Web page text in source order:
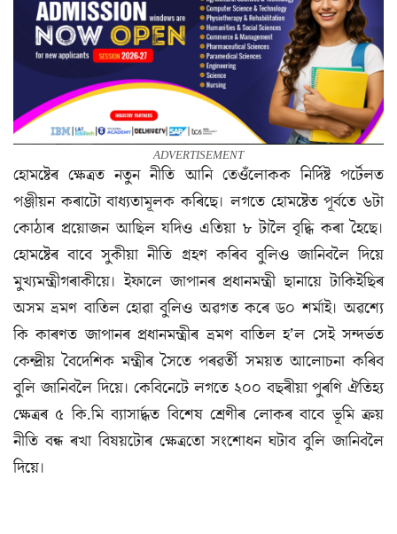
ADVERTISEMENT
হোমষ্টেৰ ক্ষেত্ৰত নতুন নীতি আনি তেওঁলোকক নিৰ্দিষ্ট পৰ্টেলত
পঞ্জীয়ন কৰাটো বাধ্যতামূলক কৰিছে। লগতে হোমষ্টেত পূৰ্বতে ৬টা
কোঠাৰ প্ৰয়োজন আছিল যদিও এতিয়া ৮ টালৈ বৃদ্ধি কৰা হৈছে।
হোমষ্টেৰ বাবে সুকীয়া নীতি গ্ৰহণ কৰিব বুলিও জানিবলৈ দিয়ে
মুখ্যমন্ত্ৰীগৰাকীয়ে। ইফালে জাপানৰ প্ৰধানমন্ত্ৰী ছানায়ে টাকিইছিৰ
অসম ভ্ৰমণ বাতিল হোৱা বুলিও অৱগত কৰে ড০ শৰ্মাই। অৱশ্যে
কি কাৰণত জাপানৰ প্ৰধানমন্ত্ৰীৰ ভ্ৰমণ বাতিল হ’ল সেই সন্দৰ্ভত
কেন্দ্ৰীয় বৈদেশিক মন্ত্ৰীৰ সৈতে পৰৱৰ্তী সময়ত আলোচনা কৰিব
বুলি জানিবলৈ দিয়ে। কেবিনেটে লগতে ২০০ বছৰীয়া পুৰণি ঐতিহ্য
ক্ষেত্ৰৰ ৫ কি.মি ব্যাসাৰ্দ্ধত বিশেষ শ্ৰেণীৰ লোকৰ বাবে ভূমি ক্ৰয়
নীতি বন্ধ ৰখা বিষয়টোৰ ক্ষেত্ৰতো সংশোধন ঘটাব বুলি জানিবলৈ
দিয়ে।